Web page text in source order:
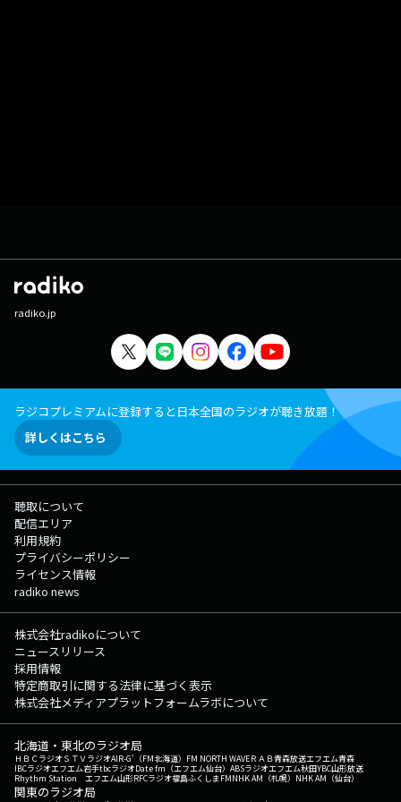
radiko.jp
ラジコプレミアムに登録すると日本全国のラジオが聴き放題！
詳しくはこちら
聴取について
配信エリア
利用規約
プライバシーポリシー
ライセンス情報
radiko news
株式会社radikoについて
ニュースリリース
採用情報
特定商取引に関する法律に基づく表示
株式会社メディアプラットフォームラボについて
北海道・東北のラジオ局
ＨＢＣラジオＳＴＶラジオAIR-G'（FM北海道） FM NORTH WAVEＲＡＢ青森放送エフエム青森
IBCラジオエフエム岩手tbcラジオDate fm（エフエム仙台） ABSラジオエフエム秋田YBC山形放送
Rhythm Station エフエム山形RFCラジオ福島ふくしまFMNHK AM（札幌） NHK AM（仙台）
関東のラジオ局